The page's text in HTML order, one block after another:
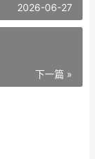
2026-06-27
下一篇 »